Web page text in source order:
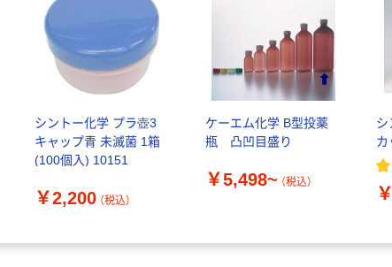
シントー化学 プラ壺3
キャップ青 未滅菌 1箱
(100個入) 10151
￥2,200 （税込）
ケーエム化学 B型投薬
瓶 凸凹目盛り
￥5,498~ （税込）
カ